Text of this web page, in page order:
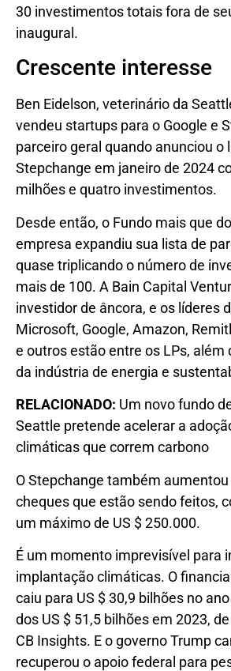
30 investimentos totais fora de
inaugural.
Crescente interesse
Ben Eidelson, veterinário da
vendeu startups para o Google e
parceiro geral quando anunciou o
Stepchange em janeiro de 2024
milhões e quatro investimentos.
Desde então, o Fundo mais que
empresa expandiu sua lista de
quase triplicando o número de
mais de 100. A Bain Capital
investidor de âncora, e os líderes
Microsoft, Google, Amazon,
e outros estão entre os LPs, além
da indústria de energia e
RELACIONADO: Um novo fundo
Seattle pretende acelerar a
climáticas que correm carbono
O Stepchange também
cheques que estão sendo feitos,
um máximo de US $ 250.000.
É um momento imprevisível para
implantação climáticas. O
caiu para US $ 30,9 bilhões no
dos US $ 51,5 bilhões em 2023,
CB Insights. E o governo Trump
recuperou o apoio federal para